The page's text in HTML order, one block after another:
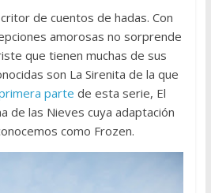
de cuentos de hadas. Con
amorosas no sorprende
que tienen muchas de sus
son La Sirenita de la que
parte de esta serie, El
de las Nieves cuya adaptación
como Frozen.